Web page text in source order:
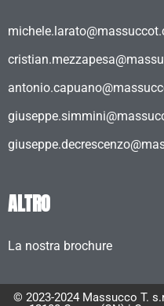
ALTRO
La nostra brochure
© 2023-2024 Massucco T.